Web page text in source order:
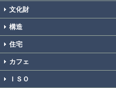
文化財
構造
住宅
カフェ
ＩＳＯ